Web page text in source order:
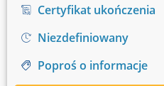
Certyfikat ukończenia
Niezdefiniowany
Poproś o informacje